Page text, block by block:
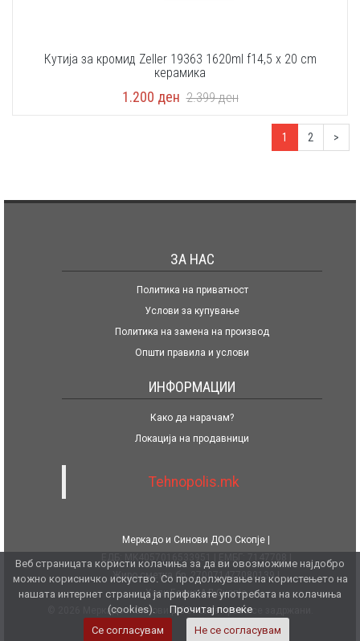
Кутија за кромид Zeller 19363 1620ml f14,5 x 20 cm
керамика
1.200 ден 2.399ден
1 2 >
ЗА НАС
Политика на приватност
Услови за купување
Политика на замена на производ
Општи правила и услови
ИНФОРМАЦИИ
Како да нарачам?
Локација на продавници
Tehnopolis.mk
Меркадо и Синови ДОО Скопје
Жиро сметка бр. 270071477080139
Халк Банка АД Скопје
© 2026 Меркадо и Синови ДОО. Сите права се задржани.
Веб страницата користи колачиња за да ви овозможиме најдобро
можно корисничко искуство. Со продолжување на користењето на
нашата интернет страница ја прифаќате употребата на колачиња
(cookies).
Прочитај повеќе
Се согласувам
Не се согласувам